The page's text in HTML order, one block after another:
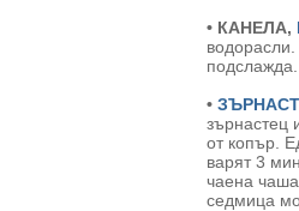
• КАНЕЛА,
подслажда.
•
зърнастец
от копър.
варят 3
чаена
седмица